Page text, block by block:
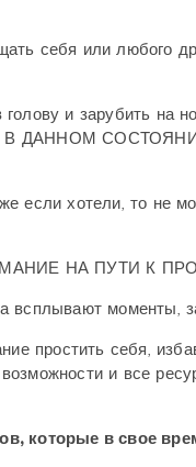
себя или любого
в голову и
ДАННОМ
если хотели, то не
НА ПУТИ К
всплывают моменты,
простить себя,
и все
которые в свое